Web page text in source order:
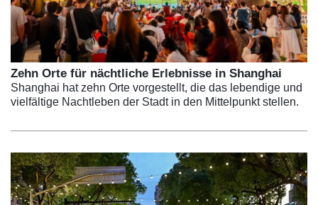
Zehn Orte für nächtliche Erlebnisse in Shanghai
Shanghai hat zehn Orte vorgestellt, die das lebendige und
vielfältige Nachtleben der Stadt in den Mittelpunkt stellen.